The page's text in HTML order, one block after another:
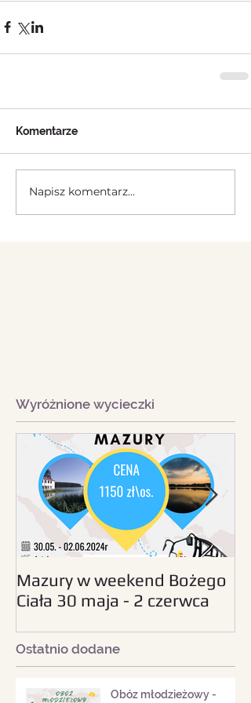
Komentarze
Napisz komentarz...
Wyróżnione wycieczki
Mazury w weekend Bożego
Ciała 30 maja - 2 czerwca
Ostatnio dodane
Obóz młodzieżowy -